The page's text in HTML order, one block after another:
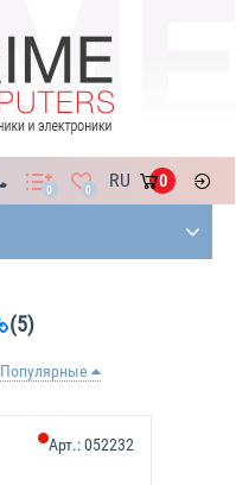
0 0 RU 0
(5)
Популярные
Арт.:052232